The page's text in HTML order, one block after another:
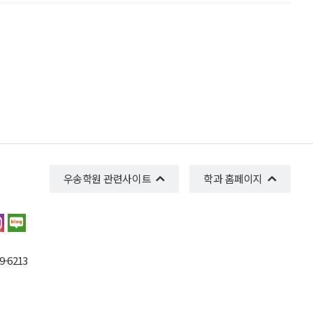
우송학원 관련사이트 학과 홈페이지
6213